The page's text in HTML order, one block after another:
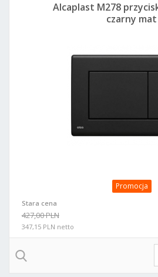
Promocja
Stara cena
427,00 PLN
347,15 PLN netto
Alcaplast M278
czarny mat